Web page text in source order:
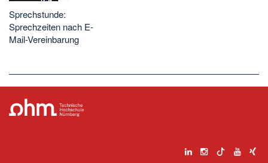
Sprechstunde:
Sprechzeiten nach E-
Mail-Vereinbarung